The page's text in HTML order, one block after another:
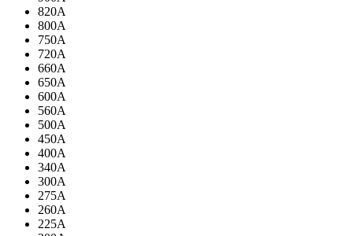
820A
800A
750A
720A
660A
650A
600A
560A
500A
450A
400A
340A
300A
275A
260A
225A